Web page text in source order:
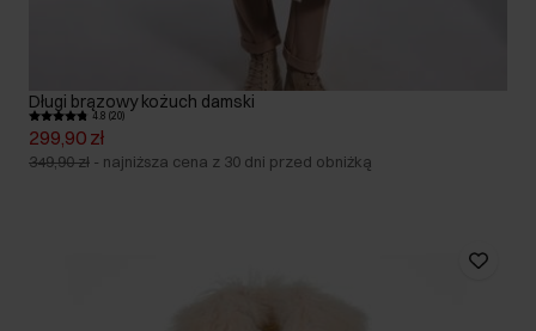
Długi brązowy kożuch damski
4.8 (20)
299,90 zł
349,90 zł - najniższa cena z 30 dni przed obniżką